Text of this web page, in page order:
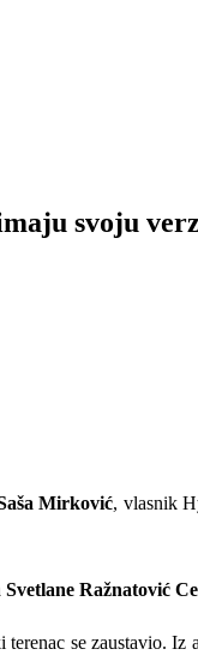
svoju
Mirković, vlasnik
Svetlane Ražnatović
terenac se zaustavio.